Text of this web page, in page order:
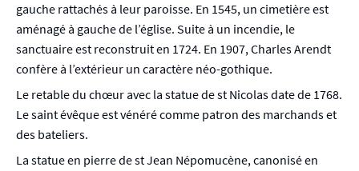
gauche rattachés à leur paroisse. En 1545, un cimetière est
aménagé à gauche de l’église. Suite à un incendie, le
sanctuaire est reconstruit en 1724. En 1907, Charles Arendt
confère à l’extérieur un caractère néo-gothique.
Le retable du chœur avec la statue de st Nicolas date de 1768.
Le saint évêque est vénéré comme patron des marchands et
des bateliers.
La statue en pierre de st Jean Népomucène, canonisé en